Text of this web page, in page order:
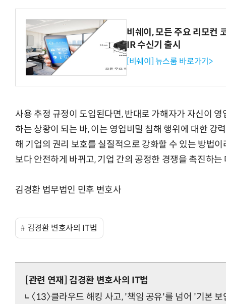
비쉐이, 모든 주요 리모컨
IR 수신기 출시
[비쉐이] 뉴스룸 바로가기>
사용 추정 규정이 도입된다면, 반대로 가해자가 자신이
하는 상황이 되는 바, 이는 영업비밀 침해 행위에 대한 강
해 기업의 권리 보호를 실질적으로 강화할 수 있는 방법
보다 안전하게 바뀌고, 기업 간의 공정한 경쟁을 촉진하
김경환 법무법인 민후 변호사
김경환 변호사의 IT법
[관련 연재]
김경환 변호사의 IT법
〈13〉클라우드 해킹 사고, '책임 공유'를 넘어 '기본